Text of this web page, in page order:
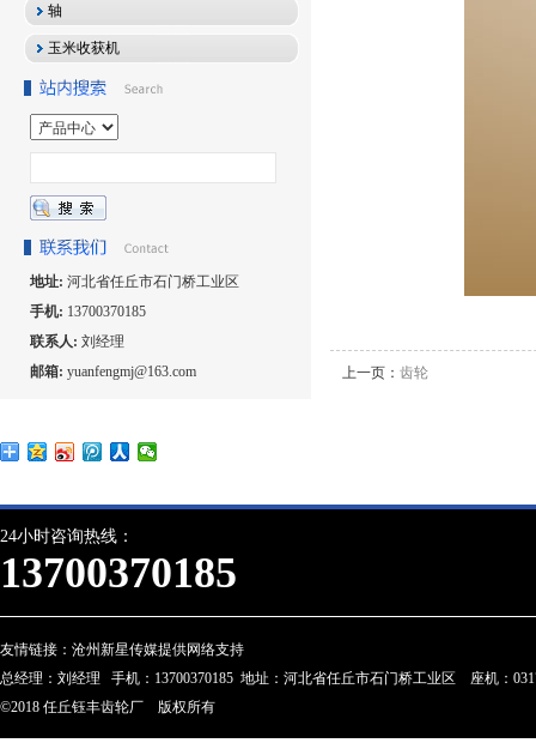
轴
玉米收获机
地址: 河北省任丘市石门桥工业区
手机: 13700370185
联系人: 刘经理
邮箱: yuanfengmj@163.com 上一页： 齿轮
24小时咨询热线：
13700370185
友情链接： 沧州新星传媒提供网络支持
总经理：刘经理 手机：13700370185 地址：河北省任丘市石门桥工业区 座机：
©2018 任丘钰丰齿轮厂 版权所有